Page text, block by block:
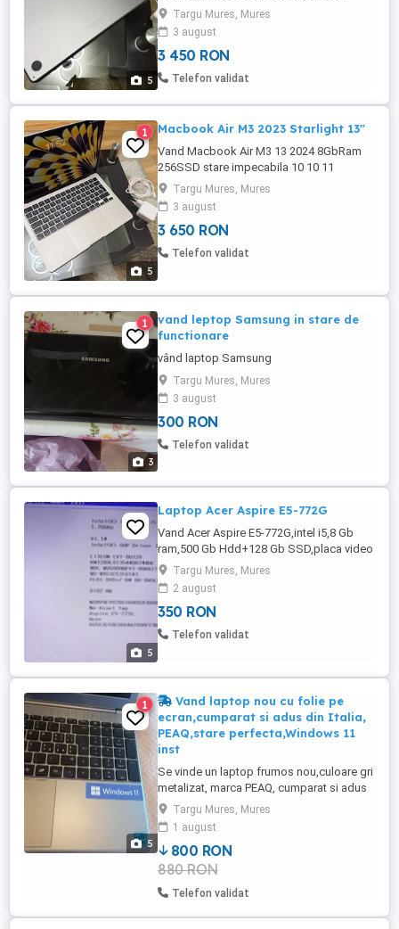
5
Functional perfect Batterylife 97% Pret:
3450 lei predare in tg mures
Targu Mures, Mures
3 august
3 450 RON
Telefon validat
5
1 Macbook Air M3 2023 Starlight 13"
Vand Macbook Air M3 13 2024 8GbRam
256SSD stare impecabila 10 10 11
incarcari - batterylife 100% incarcator si
cablu originale Magsafe 3 produs testat si
perfect functional se vinde resetat si liber
de Conturi Pret: 3650 lei Predare in Tg
Mures cu verificare
Targu Mures, Mures
3 august
3 650 RON
Telefon validat
3
1
vand leptop Samsung in stare de
functionare
vând laptop Samsung
Targu Mures, Mures
3 august
300 RON
Telefon validat
5
Laptop Acer Aspire E5-772G
Vand Acer Aspire E5-772G,intel i5,8 Gb
ram,500 Gb Hdd+128 Gb SSD,placa video
GeForce 940m-2 Gb. Bateria nu mai
tine,merge doar la priza,si cum se vede in
poze,e folosit,cu o mica lovitura pe
rama,dar fara a afecta functionarea lui.Are
ecran de 17 si merge perfect cu Win 11
Targu Mures, Mures
2 august
350 RON
Telefon validat
5
1
Vand laptop nou cu folie pe
ecran,cumparat si adus din Italia,
PEAQ,stare perfecta,Windows 11
inst
Se vinde un laptop frumos nou,culoare gri
metalizat, marca PEAQ, cumparat si adus
din Italia, în stare perfecta de functionare
si estetica, are folie pe ecran, are instalat
Windows 11, cu încărcător, pret 800 lei,
pret redus. Alte info în mesaj.
Targu Mures, Mures
1 august
800 RON
880 RON
Telefon validat